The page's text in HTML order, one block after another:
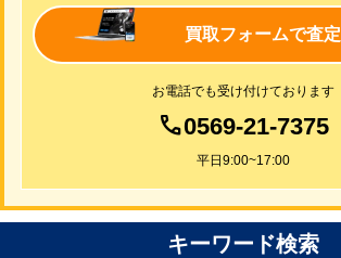
買取フォームで査定
お電話でも受け付けております
0569-21-7375
平日9:00~17:00
キーワード検索